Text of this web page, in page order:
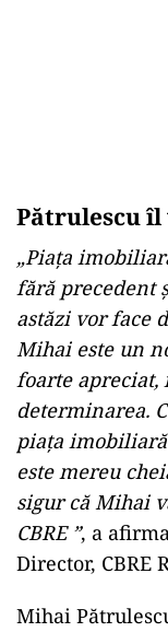
Pătrulescu îl
„Piața
fără precedent
astăzi vor face
Mihai este un
foarte
determinarea.
piața
este mereu
sigur că Mihai
CBRE ”, a
Director, CBRE
Mihai